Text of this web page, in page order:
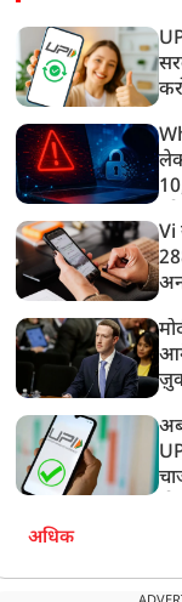
'बर्दाश्त नहीं किया
जयशंकर ने यूक्रेन को
कड़ी फटकार, 13
पर सख्त संदेश
Vi
अधिक